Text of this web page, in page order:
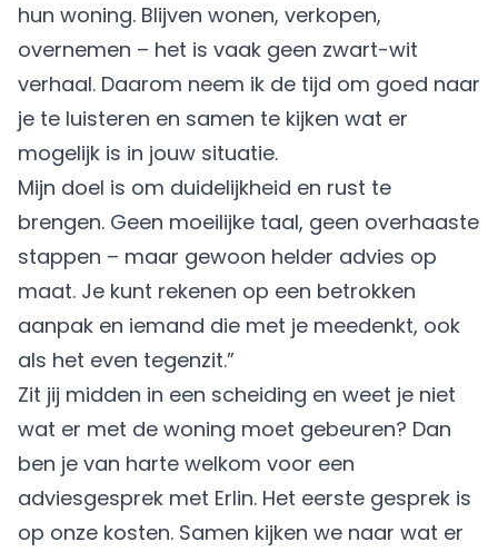
hun woning. Blijven wonen, verkopen,
overnemen – het is vaak geen zwart-wit
verhaal. Daarom neem ik de tijd om goed naar
je te luisteren en samen te kijken wat er
mogelijk is in jouw situatie.
Mijn doel is om duidelijkheid en rust te
brengen. Geen moeilijke taal, geen overhaaste
stappen – maar gewoon helder advies op
maat. Je kunt rekenen op een betrokken
aanpak en iemand die met je meedenkt, ook
als het even tegenzit.”
Zit jij midden in een scheiding en weet je niet
wat er met de woning moet gebeuren? Dan
ben je van harte welkom voor een
adviesgesprek met Erlin. Het eerste gesprek is
op onze kosten. Samen kijken we naar wat er